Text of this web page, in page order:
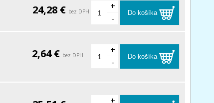
24,28 € bez DPH
+
-
Do košíka
2,64 € bez DPH
+
-
Do košíka
+